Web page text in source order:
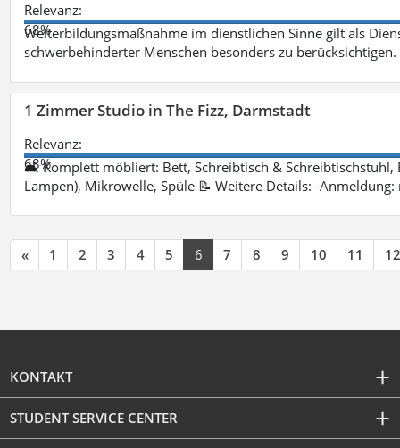
Relevanz:
68%
Weiterbildungsmaßnahme im dienstlichen Sinne gilt als
schwerbehinderter Menschen besonders zu berücksichtigen.
1 Zimmer Studio in The Fizz, Darmstadt
Relevanz:
68%
🛋 Komplett möbliert: Bett, Schreibtisch & Schreibtischstuhl,
Lampen), Mikrowelle, Spüle 📝 Weitere Details: -
« 1 2 3 4 5 6 7 8 9 10 11 12
KONTAKT
STUDENT SERVICE CENTER